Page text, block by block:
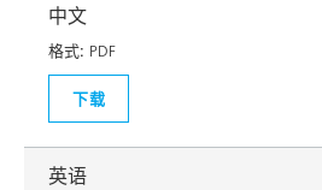
中文
格式: PDF
下载
英语